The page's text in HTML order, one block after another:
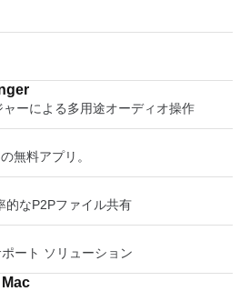
と新しい効果フィルターを簡単に追加
は複数の言語をサポートしてい
ロード
、Mission Controlで表示できます。
直感的なジェスチャーを使用して、
ます。 スナップショット
、スナップショットを使用して「ロー
成し、オンザフライに戻すことができ
64ビット対応Intel®Mac（Core 2
Fusion用に750MBの空きディス
少なくとも5GB 仮想マシンのオペレ
ストールメディア（ディスクまたはデ
DirectX 10またはOpenGL 3.3に
ハードウェアには、NVIDIA 8600M以
含まれます。 ホストオペレーティン
ティングシステムは次のとおりです。
およびオプションのライブラリを使用
他の形式。 システム要件：Audacity
および1 GHzプロセッサー（OS X
/ 2 GHz）で最適に動作します。
チトラックプロジェクトに使用する場
び2 GHzプロセッサー（OS X 10.7以
奨します。
or
within a few seconds. You can
Mac as if you were sitting right
and save it as a video file for
Drag & Drop files Multi-Monitor
ーによる多用途オーディオ操作
無料アプリ。
的なP2Pファイル共有
ート ソリューション